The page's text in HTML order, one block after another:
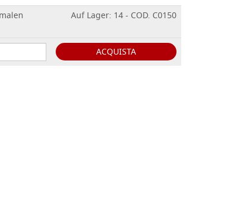
Auf Lager: 14 - COD. C0150
ACQUISTA